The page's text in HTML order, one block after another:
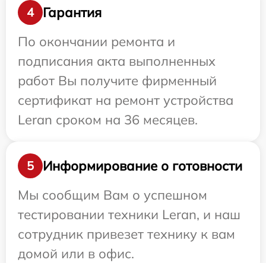
4
Гарантия
По окончании ремонта и
подписания акта выполненных
работ Вы получите фирменный
сертификат на ремонт устройства
Leran сроком на 36 месяцев.
5
Информирование о готовности
Мы сообщим Вам о успешном
тестировании техники Leran, и наш
сотрудник привезет технику к вам
домой или в офис.